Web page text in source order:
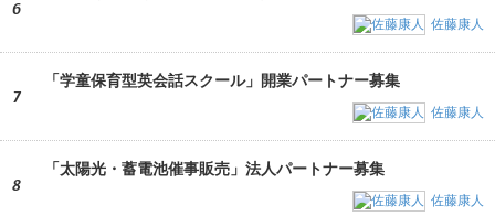
6
佐藤康人
7
「学童保育型英会話スクール」開業パートナー募集
佐藤康人
8
「太陽光・蓄電池催事販売」法人パートナー募集
佐藤康人